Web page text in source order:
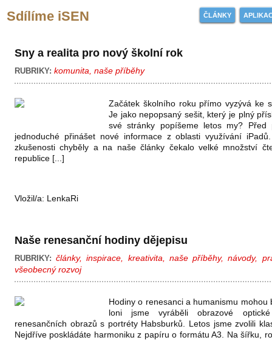
Sdílíme iSEN ČLÁNKY
Sny a realita pro nový školní rok
RUBRIKY: komunita naše příběhy
Začátek školního roku přímo vyzývá ke
Je jako nepopsaný sešit, který je plný
své stránky popíšeme letos my? Před
jednoduché přinášet nové informace z oblasti využívání
zkušenosti chyběly a na naše články čekalo velké množství
republice [...]
Vložil/a: LenkaRi
Naše renesanční hodiny dějepisu
RUBRIKY: články,inspirace kreativita naše příběhy,návody,
všeobecný rozvoj
Hodiny o renesanci a humanismu mohou
loni jsme vyráběli obrazové
renesančních obrazů s portréty Habsburků. Letos jsme zvolili
Nejdříve poskládáte harmoniku z papíru o formátu A3. Na šířku,